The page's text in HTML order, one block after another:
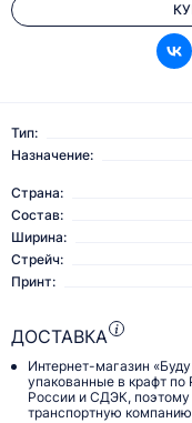
Тип:
Назначение:
Страна:
Состав:
Ширина:
Стрейч:
Принт:
ДОСТАВКА
Интернет-магазин
упакованные в крафт
России и СДЭК, поэтому
транспортную